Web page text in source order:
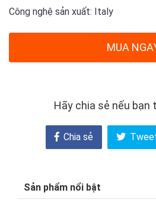
Công nghệ sản xuất: Italy
MUA
Hãy chia sẻ nếu bạn
Chia sẻ
Sản phẩm nổi bật